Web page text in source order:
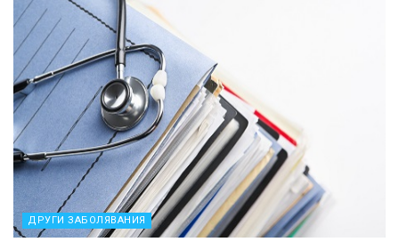
ДРУГИ ЗАБОЛЯВАНИЯ